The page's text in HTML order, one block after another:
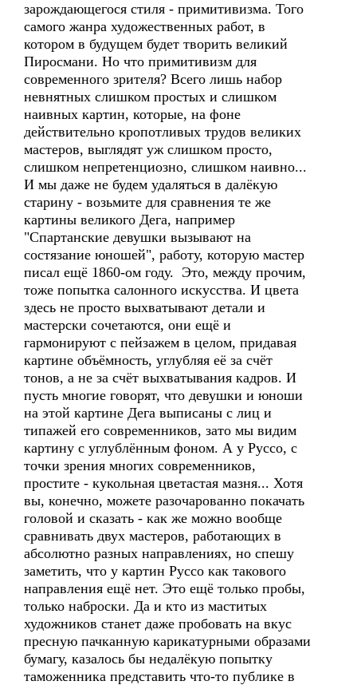
зарождающегося стиля - примитивизма. Того
самого жанра художественных работ, в
котором в будущем будет творить великий
Пиросмани. Но что примитивизм для
современного зрителя? Всего лишь набор
невнятных слишком простых и слишком
наивных картин, которые, на фоне
действительно кропотливых трудов великих
мастеров, выглядят уж слишком просто,
слишком непретенциозно, слишком наивно...
И мы даже не будем удаляться в далёкую
старину - возьмите для сравнения те же
картины великого Дега, например
"Спартанские девушки вызывают на
состязание юношей", работу, которую мастер
писал ещё 1860-ом году. Это, между прочим,
тоже попытка салонного искусства. И цвета
здесь не просто выхватывают детали и
мастерски сочетаются, они ещё и
гармонируют с пейзажем в целом, придавая
картине объёмность, углубляя её за счёт
тонов, а не за счёт выхватывания кадров. И
пусть многие говорят, что девушки и юноши
на этой картине Дега выписаны с лиц и
типажей его современников, зато мы видим
картину с углублённым фоном. А у Руссо, с
точки зрения многих современников,
простите - кукольная цветастая мазня... Хотя
вы, конечно, можете разочарованно покачать
головой и сказать - как же можно вообще
сравнивать двух мастеров, работающих в
абсолютно разных направлениях, но спешу
заметить, что у картин Руссо как такового
направления ещё нет. Это ещё только пробы,
только наброски. Да и кто из маститых
художников станет даже пробовать на вкус
пресную пачканную карикатурными образами
бумагу, казалось бы недалёкую попытку
таможенника представить что-то публике в